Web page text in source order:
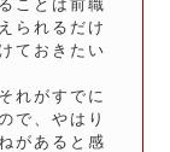
ことは前職
られるだけ
ておきたい
れがすでに
で、やはり
があると感